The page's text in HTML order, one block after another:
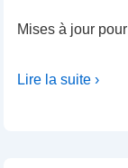
Mises à jour
Lire la suite ›